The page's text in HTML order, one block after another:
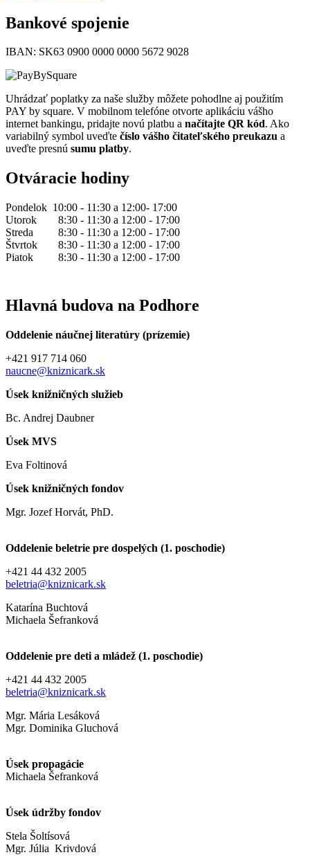
Bankové spojenie
IBAN: SK63 0900 0000 0000 5672 9028
Uhrádzať poplatky za naše služby môžete pohodlne aj použitím
PAY by square. V mobilnom telefóne otvorte aplikáciu vášho
internet bankingu, pridajte novú platbu a načítajte QR kód. Ako
variabilný symbol uveďte číslo vášho čitateľského preukazu a
uveďte presnú sumu platby.
Otváracie hodiny
Pondelok 10:00 - 11:30 a 12:00- 17:00
Utorok
8:30 - 11:30 a 12:00 - 17:00
Streda
8:30 - 11:30 a 12:00 - 17:00
Štvrtok
8:30 - 11:30 a 12:00 - 17:00
Piatok
8:30 - 11:30 a 12:00 - 17:00
Hlavná budova na Podhore
Oddelenie náučnej literatúry (prízemie)
+421 917 714 060
naucne@kniznicark.sk
Úsek knižničných služieb
Bc. Andrej Daubner
Úsek MVS
Eva Foltinová
Úsek knižničných fondov
Mgr. Jozef Horvát, PhD.
Oddelenie beletrie pre dospelých (1. poschodie)
+421 44 432 2005
beletria@kniznicark.sk
Katarína Buchtová
Michaela Šefranková
Oddelenie pre deti a mládež (1. poschodie)
+421 44 432 2005
beletria@kniznicark.sk
Mgr. Mária Lesáková
Mgr. Dominika Gluchová
Úsek propagácie
Michaela Šefranková
Úsek údržby fondov
Stela Šoltísová
Mgr. Júlia Krivdová